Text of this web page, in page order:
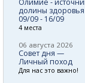
долины
09/09 - 16/09
4 места
06 августа 2026
Совет дня —
Личный поход
Для нас это важно!